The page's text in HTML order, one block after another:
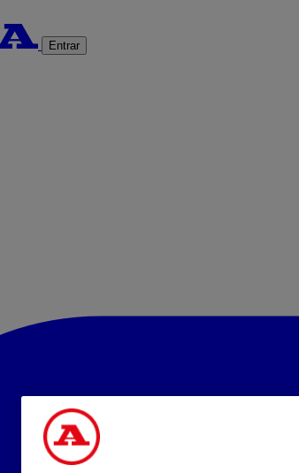
Entrar